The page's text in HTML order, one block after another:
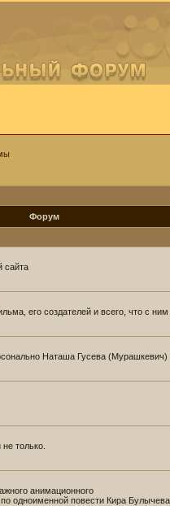
Форум
сайта
его создателей и всего, что с ним
Наташа Гусева (Мурашкевич)
только.
анимационного
одноименной повести Кира